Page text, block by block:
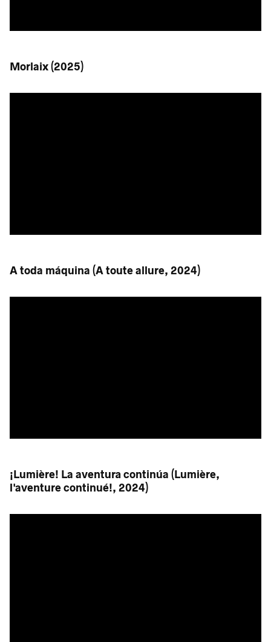
Morlaix (2025)
A toda máquina (A toute allure, 2024)
¡Lumière! La aventura continúa (Lumière,
l'aventure continué!, 2024)